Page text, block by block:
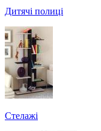
Дитячі полиці
Стелажі